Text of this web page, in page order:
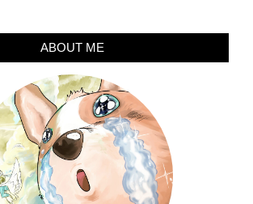
ABOUT ME